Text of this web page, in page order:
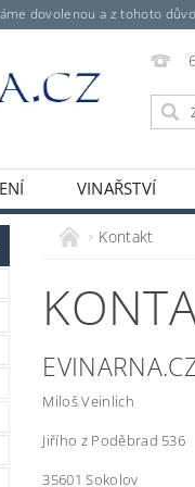
dovolenou a z tohoto
VINAŘSTVÍ
Kontakt
Miloš Veinlich
Jiřího z Poděbrad 536
35601 Sokolov